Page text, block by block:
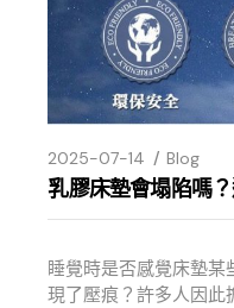
2025-07-14 Blog
乳膠床墊會塌陷嗎
睡覺時是否感覺床墊
現了壓痕？許多人因此